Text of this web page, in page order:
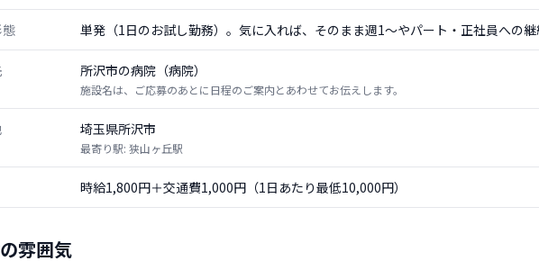
単発（1日のお試し勤務）。気に入れば、そのまま週1〜やパート・正社員への
所沢市の病院（病院）
施設名は、ご応募のあとに日程のご案内とあわせてお伝えします。
埼玉県所沢市
最寄り駅: 狭山ヶ丘駅
時給1,800円＋交通費1,000円（1日あたり最低10,000円）
雰囲気